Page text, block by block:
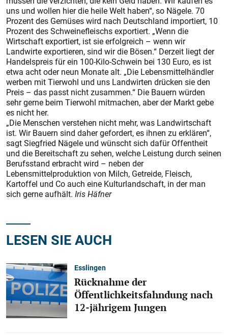
uns und wollen hier die heile Welt haben“, so Nägele. 70
Prozent des Gemüses wird nach Deutschland importiert, 10
Prozent des Schweinefleischs exportiert. „Wenn die
Wirtschaft exportiert, ist sie erfolgreich – wenn wir
Landwirte exportieren, sind wir die Bösen.“ Derzeit liegt der
Handelspreis für ein 100-Kilo-Schwein bei 130 Euro, es ist
etwa acht oder neun Monate alt. „Die Lebensmittelhändler
werben mit Tierwohl und uns Landwirten drücken sie den
Preis – das passt nicht zusammen.“ Die Bauern würden
sehr gerne beim Tierwohl mitmachen, aber der Markt gebe
es nicht her.
„Die Menschen verstehen nicht mehr, was Landwirtschaft
ist. Wir Bauern sind daher gefordert, es ihnen zu erklären“,
sagt Siegfried Nägele und wünscht sich dafür Offentheit
und die Bereitschaft zu sehen, welche Leistung durch seinen
Berufsstand erbracht wird – neben der
Lebensmittelproduktion von Milch, Getreide, Fleisch,
Kartoffel und Co auch eine Kulturlandschaft, in der man
sich gerne aufhält. Iris Häfner
LESEN SIE AUCH
Esslingen
Rücknahme der
Öffentlichkeitsfahndung nach
12-jährigem Jungen